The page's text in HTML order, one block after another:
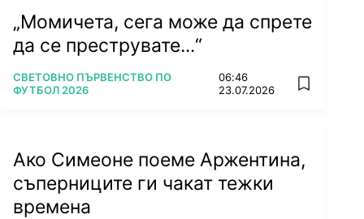
„Момичета, сега може да спрете
да се преструвате...“
ПОВЕЧЕ ОТ
СВЕТОВНО ПЪРВЕНСТВО ПО
ФУТБОЛ 2026
06:46
23.07.2026
add
Ако Симеоне поеме Аржентина,
съперниците ги чакат тежки
времена